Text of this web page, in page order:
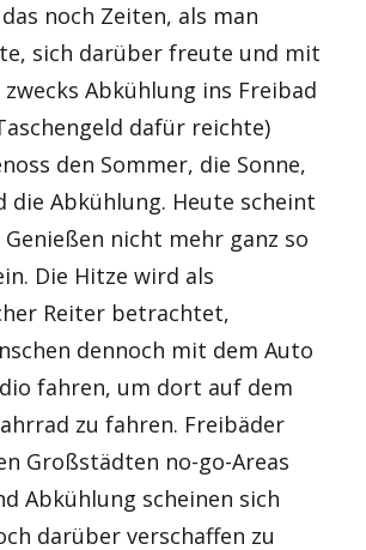
noch Zeiten, als man
sich darüber freute und mit
Abkühlung ins Freibad
dafür reichte)
den Sommer, die Sonne,
die Abkühlung. Heute scheint
nicht mehr ganz so
Die Hitze wird als
Reiter betrachtet,
dennoch mit dem Auto
fahren, um dort auf dem
zu fahren. Freibäder
Großstädten no-go-Areas
Abkühlung scheinen sich
darüber verschaffen zu